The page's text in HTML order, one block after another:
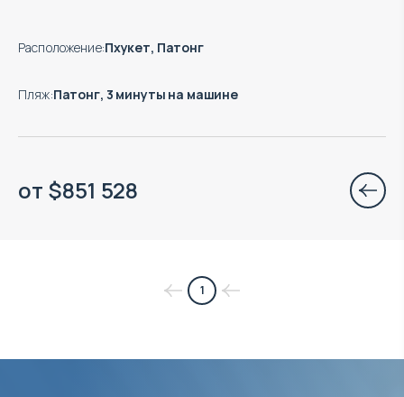
Расположение:Пхукет, Патонг
Пляж:Патонг, 3 минуты на машине
от $851 528
1